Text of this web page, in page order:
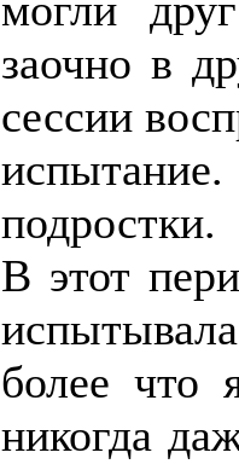
могли
заочно в
сессии
подростки.
В этот
более что
никогда